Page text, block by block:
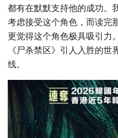
都有在默默支持他的成功。
考虑接受这个角色，而读完
更觉得这个角色极具吸引力
《尸杀禁区》引人入胜的
线。